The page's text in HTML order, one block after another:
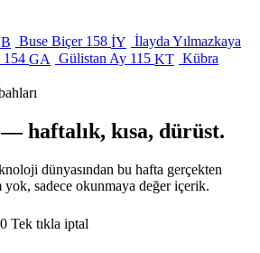
Buse Biçer 158 İY İlayda Yılmazkaya
154 GA Gülistan Ay 115 KT Kübra
haftalık, kısa, dürüst.
dünyasından bu hafta gerçekten
sadece okunmaya değer içerik.
Tek tıkla iptal